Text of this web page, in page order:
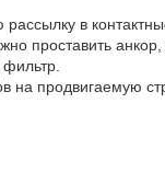
в
проставить
продвигаемую